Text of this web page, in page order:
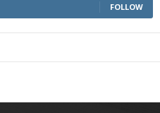
FOLLOW